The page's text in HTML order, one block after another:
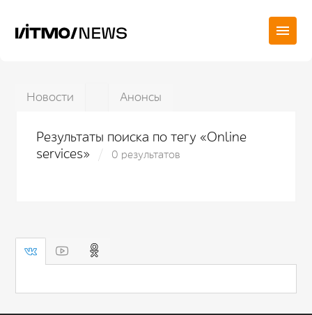
Новости Анонсы
Результаты поиска по тегу «Online
services»
0 результатов